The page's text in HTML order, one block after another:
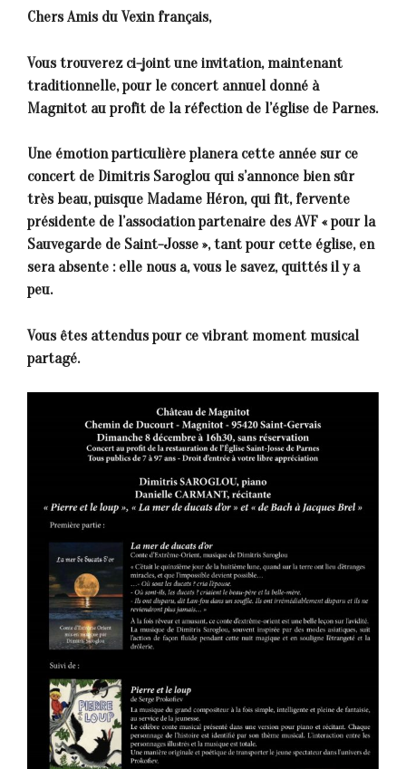
Chers Amis du Vexin français,
Vous trouverez ci-joint une invitation, maintenant
traditionnelle, pour le concert annuel donné à
Magnitot au profit de la réfection de l’église de Parnes.
Une émotion particulière planera cette année sur ce
concert de Dimitris Saroglou qui s’annonce bien sûr
très beau, puisque Madame Héron, qui fit, fervente
présidente de l’association partenaire des AVF « pour la
Sauvegarde de Saint-Josse », tant pour cette église, en
sera absente : elle nous a, vous le savez, quittés il y a
peu.
Vous êtes attendus pour ce vibrant moment musical
partagé.